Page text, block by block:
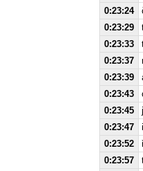
0:23:24
0:23:29
0:23:33
0:23:37
0:23:39
0:23:43
0:23:45
0:23:47
0:23:52
0:23:57